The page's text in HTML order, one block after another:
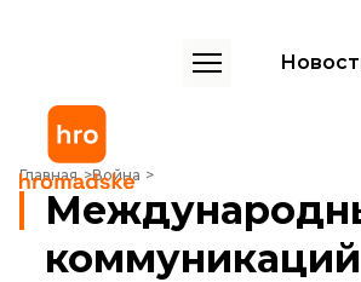
Главная Война
Международные организации возьмут на